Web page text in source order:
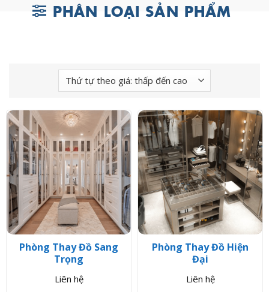
PHÂN LOẠI SẢN PHẨM
Phòng Thay Đồ Sang
Trọng
Liên hệ
Phòng Thay Đồ Hiện
Đại
Liên hệ